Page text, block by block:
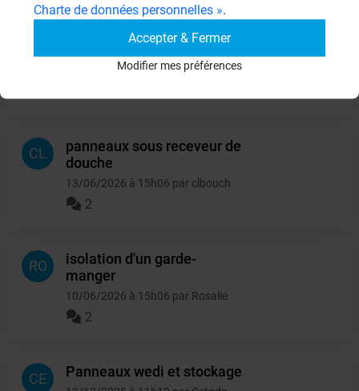
Collage receveur céramique avec wedi
09/08/2026 à 11h08 par archaos
CL
panneaux sous receveur de
douche
13/06/2026 à 15h06 par clbouch
2
RO
isolation d'un garde-
manger
10/06/2026 à 15h06 par Rosalie
2
CE Panneaux wedi et stockage
Charte de données personnelles ».
Accepter & Fermer
Modifier mes préférences